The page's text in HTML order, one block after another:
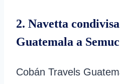
2. Navetta
Guatemala a
Cobán Travels